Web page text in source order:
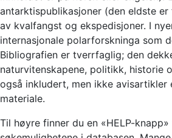
antarktispublikasjoner (den eldste
av kvalfangst og ekspedisjoner. I
internasjonale polarforskninga som
Bibliografien er tverrfaglig; den
naturvitenskapene, politikk, historie
også inkludert, men ikke avisartikler
materiale.
Til høyre finner du en «HELP-